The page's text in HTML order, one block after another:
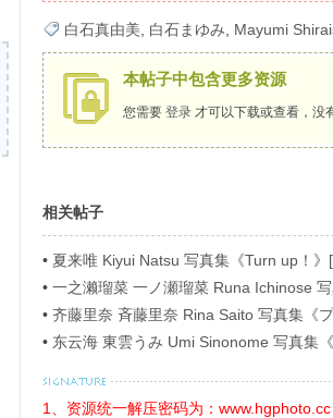
白石真由美 白石まゆみ Mayumi
本帖子中包含更多资源
您需要 登录 才可以下载或查看，没
相关帖子
• 夏来唯 Kiyui Natsu 写真集《Turn up！》
• 一之濑瑠菜 一ノ瀬瑠菜 Runa Ichinose
ラビアＳＰ！４》[54P]
• 齐藤里奈 斉藤里奈 Rina Saito 写真集《
イ》[71P]
• 东云海 東雲うみ Umi Sinonome 写真集
1、资源统一解压密码为：www.hgphoto.cc